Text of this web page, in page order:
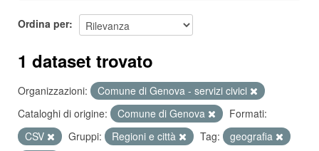
Ordina per
1 dataset trovato
Organizzazioni:
Comune di Genova - servizi civici
Cataloghi di origine:
Comune di Genova
Formati:
CSV
Gruppi: Regioni e città Tag:
geografia